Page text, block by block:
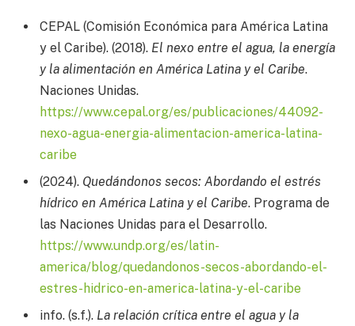
CEPAL (Comisión Económica para América Latina
y el Caribe). (2018). El nexo entre el agua, la energía
y la alimentación en América Latina y el Caribe.
Naciones Unidas.
https://www.cepal.org/es/publicaciones/44092-
nexo-agua-energia-alimentacion-america-latina-
caribe
(2024). Quedándonos secos: Abordando el estrés
hídrico en América Latina y el Caribe. Programa de
las Naciones Unidas para el Desarrollo.
https://www.undp.org/es/latin-
america/blog/quedandonos-secos-abordando-el-
estres-hidrico-en-america-latina-y-el-caribe
info. (s.f.). La relación crítica entre el agua y la